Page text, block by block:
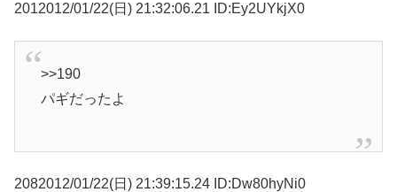
2012012/01/22(日) 21:32:06.21 ID:Ey2UYkjX0
>>190
パギだったよ
2082012/01/22(日) 21:39:15.24 ID:Dw80hyNi0